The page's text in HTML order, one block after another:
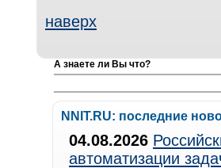
наверх
А знаете ли Вы что?
NNIT.RU: последние
04.08.2026
автоматизации